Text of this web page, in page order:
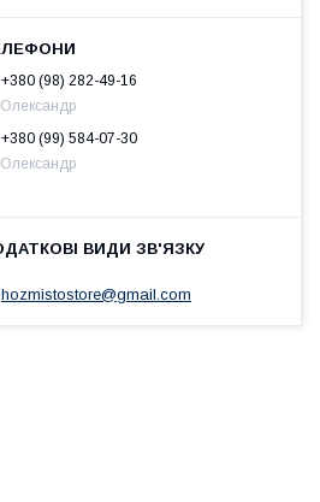
+380 (98) 282-49-16
Олександр
+380 (99) 584-07-30
Олександр
hozmistostore@gmail.com